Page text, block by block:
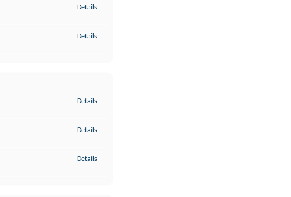
Details
Details
Details
Details
Details